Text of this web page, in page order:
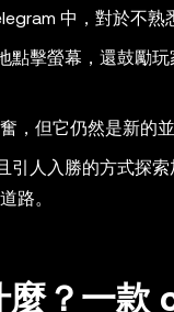
中，對於不熟
點擊螢幕，還鼓勵
，但它仍然是新的
引人入勝的方式探
路。
？一款